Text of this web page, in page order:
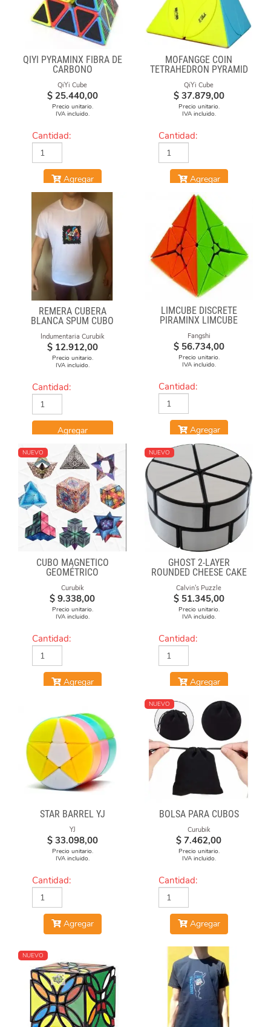
QIYI PYRAMINX FIBRA DE
CARBONO
QiYi Cube
$ 25.440,00
Precio unitario.
IVA incluido.
Cantidad:
Agregar
MOFANGGE COIN
TETRAHEDRON PYRAMID
STICKERLESS
QiYi Cube
$ 37.879,00
Precio unitario.
IVA incluido.
Cantidad:
Agregar
REMERA CUBERA
BLANCA SPUM CUBO
Indumentaria Curubik
$ 12.912,00
Precio unitario.
IVA incluido.
Cantidad:
Agregar
LIMCUBE DISCRETE
PIRAMINX LIMCUBE
Fangshi
$ 56.734,00
Precio unitario.
IVA incluido.
Cantidad:
Agregar
NUEVO
CUBO MAGNÉTICO
GEOMÉTRICO
Curubik
$ 9.338,00
Precio unitario.
IVA incluido.
Cantidad:
Agregar
NUEVO
GHOST 2-LAYER
ROUNDED CHEESE CAKE
-BLACK BODY WITH
SILVER LABEL
Calvin's Puzzle
$ 51.345,00
Precio unitario.
IVA incluido.
Cantidad:
Agregar
STAR BARREL YJ
YJ
$ 33.098,00
Precio unitario.
IVA incluido.
Cantidad:
Agregar
NUEVO
BOLSA PARA CUBOS
Curubik
$ 7.462,00
Precio unitario.
IVA incluido.
Cantidad:
Agregar
NUEVO